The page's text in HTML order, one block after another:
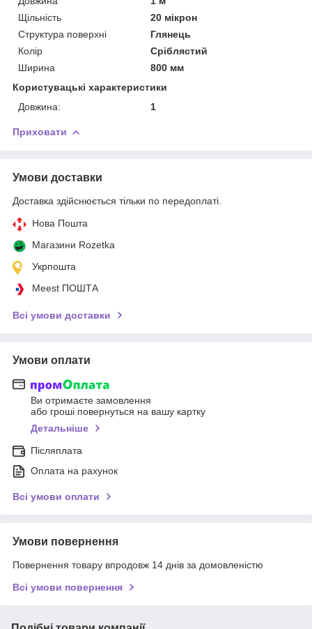
Щільність
20 мікрон
Структура поверхні
Глянець
Колір
Сріблястий
Ширина
800 мм
Користувацькі характеристики
Довжина:
1
Приховати
Умови доставки
Доставка здійснюється тільки по передоплаті.
Нова Пошта
Магазини Rozetka
Укрпошта
Meest ПОШТА
Всі умови доставки
Умови оплати
Ви отримаєте замовлення
або гроші повернуться на вашу картку
Детальніше
Післяплата
Оплата на рахунок
Всі умови оплати
Умови повернення
Повернення товару впродовж 14 днів за домовленістю
Всі умови повернення